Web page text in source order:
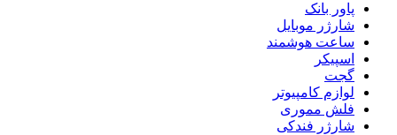
پاور بانک
شارژر موبایل
ساعت هوشمند
اسپیکر
گجت
لوازم کامپیوتر
فلش مموری
شارژر فندکی